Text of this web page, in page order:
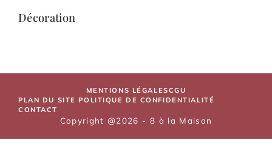
Décoration
MENTIONS LÉGALESCGU
PLAN DU SITE POLITIQUE DE CONFIDENTIALITÉ
CONTACT
Copyright @2026 - 8 à la Maison